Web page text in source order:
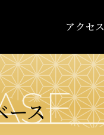
アクセス
ース